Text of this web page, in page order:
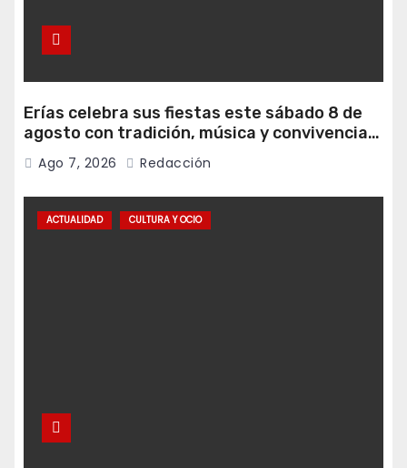
Erías celebra sus fiestas este sábado 8 de
agosto con tradición, música y convivencia
vecinal
Ago 7, 2026 Redacción
ACTUALIDAD CULTURA Y OCIO